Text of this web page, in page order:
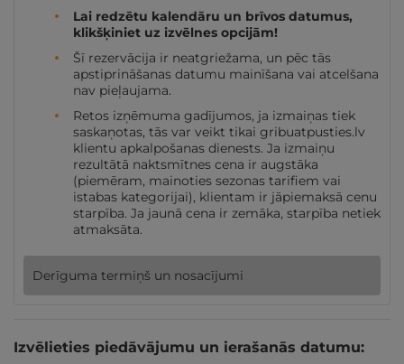
Lai redzētu kalendāru un brīvos datumus,
klikšķiniet uz izvēlnes opcijām!
Šī rezervācija ir neatgriežama, un pēc tās
apstiprināšanas datumu mainīšana vai atcelšana
nav pieļaujama.
Retos izņēmuma gadījumos, ja izmaiņas tiek
saskaņotas, tās var veikt tikai gribuatpusties.lv
klientu apkalpošanas dienests. Ja izmaiņu
rezultātā naktsmītnes cena ir augstāka
(piemēram, mainoties sezonas tarifiem vai
istabas kategorijai), klientam ir jāpiemaksā cenu
starpība. Ja jaunā cena ir zemāka, starpība netiek
atmaksāta.
Derīguma termiņš un nosacījumi
Izvēlieties piedāvājumu un ierašanās datumu: